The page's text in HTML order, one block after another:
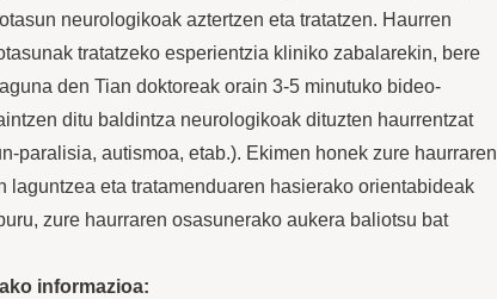
neurologikoak aztertzen eta tratatzen. Haurren
tratatzeko esperientzia kliniko zabalarekin, bere
den Tian doktoreak orain 3-5 minutuko bideo-
ditu baldintza neurologikoak dituzten haurrentzat
paralisia, autismoa, etab.). Ekimen honek zure haurraren
laguntzea eta tratamenduaren hasierako orientabideak
zure haurraren osasunerako aukera baliotsu bat
informazioa: